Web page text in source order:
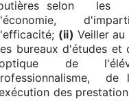
selon les
(ii) Veiller
bureaux d'études et
de
des